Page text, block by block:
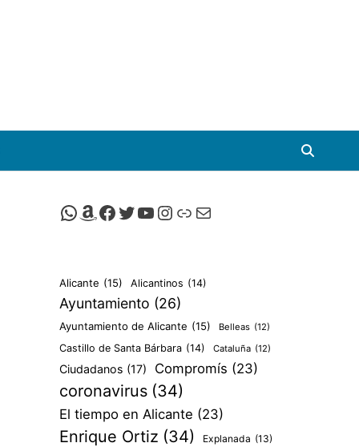
Canal de Whatsapp de Viscalacant
Comprar en Amazon
Facebook de Viscalacant
Twitter de Viscalacant
Canal de Youtube de Viscalacant
Instagram de Viscalacant
Viscalacant en Polkaverse
Correo electrónico
Alicante (15) Alicantinos (14)
Ayuntamiento (26)
Ayuntamiento de Alicante (15) Belleas (12)
Castillo de Santa Bárbara (14) Cataluña (12)
Ciudadanos (17) Compromís (23)
coronavirus (34)
El tiempo en Alicante (23)
Enrique Ortiz (34) Explanada (13)